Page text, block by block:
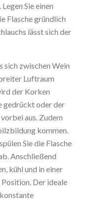
Sie einen
Flasche gründlich
lässt sich der
sich zwischen Wein
Luftraum
der Korken
gedrückt oder der
aus. Zudem
kommen.
Sie die Flasche
Anschließend
kühl und in einer
Der ideale